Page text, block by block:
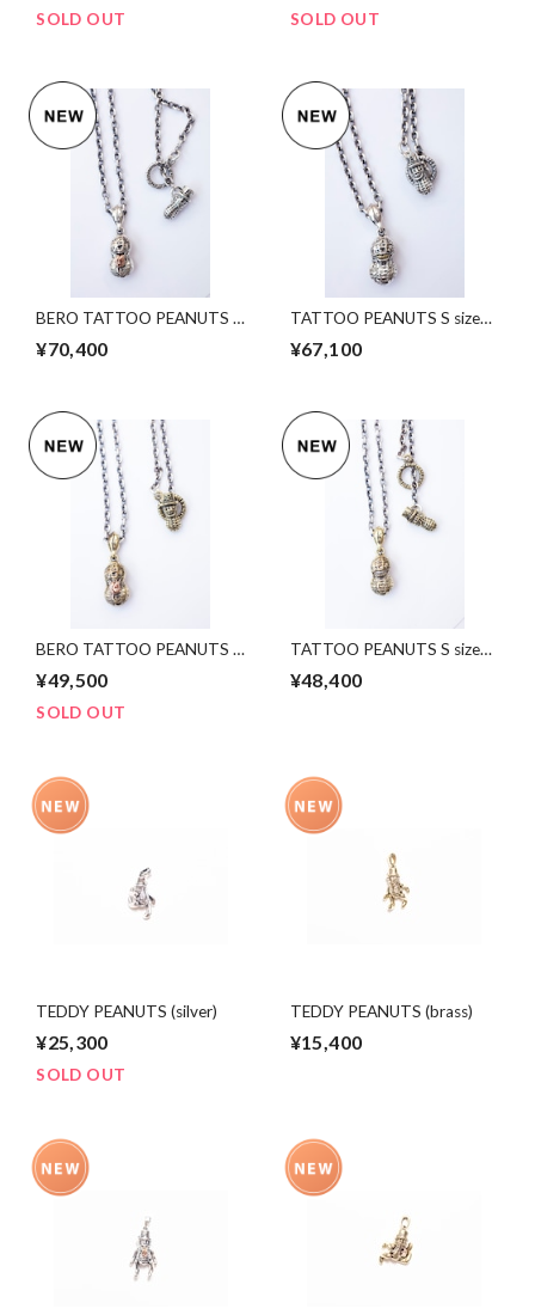
SOLD OUT SOLD OUT
BERO TATTOO PEANUTS S
size SV x k10PG + Peanuts
silver Chain 50cm
¥70,400
TATTOO PEANUTS S size
SV x k10YG + Peanuts silver
Chain 50cm
¥67,100
BERO TATTOO PEANUTS S
Silver Chain 50cm
¥49,500
SOLD OUT
TATTOO PEANUTS S size
Chain 50cm
¥48,400
TEDDY PEANUTS (silver)
¥25,300
SOLD OUT
TEDDY PEANUTS (brass)
¥15,400